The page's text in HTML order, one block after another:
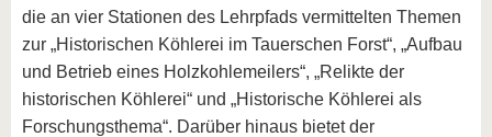
die an vier Stationen des Lehrpfads vermittelten Themen
zur „Historischen Köhlerei im Tauerschen Forst“, „Aufbau
und Betrieb eines Holzkohlemeilers“, „Relikte der
historischen Köhlerei“ und „Historische Köhlerei als
Forschungsthema“. Darüber hinaus bietet der